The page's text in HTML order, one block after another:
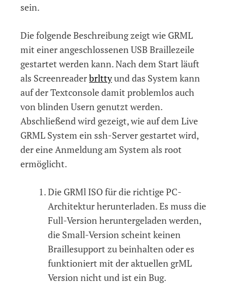
sein.
Die folgende Beschreibung zeigt wie GRML
mit einer angeschlossenen USB Braillezeile
gestartet werden kann. Nach dem Start läuft
als Screenreaderbrlttyund das System kann
auf der Textconsole damit problemlos auch
von blinden Usern genutzt werden.
Abschließend wird gezeigt, wie auf dem Live
GRML System ein ssh-Server gestartet wird,
der eine Anmeldung am System als root
ermöglicht.
Die GRMl ISO für die richtige PC-
Architektur herunterladen. Es muss die
Full-Version heruntergeladen werden,
die Small-Version scheint keinen
Braillesupport zu beinhalten oder es
funktioniert mit der aktuellen grML
Version nicht und ist ein Bug.